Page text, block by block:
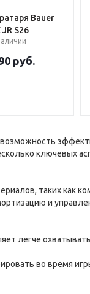
Bauer
JR S26
руб.
ключевых
таких как
и
легче
во время